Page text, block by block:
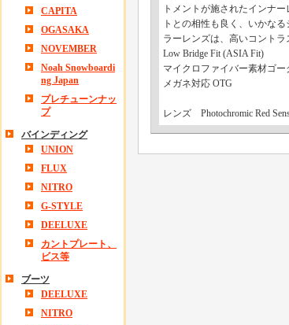
CAPITA
OGASAKA
NOVEMBER
Noah Snowboardi
ng Japan
プレチューンナッ
プ
バインディング
UNION
FLUX
NITRO
G-STYLE
DEELUXE
カントプレート、
ビス等
ブーツ
DEELUXE
NITRO
トメントが施されたインナ
トとの相性も良く、いかな
ラーレンズは、高いコントラ
Low Bridge Fit (ASIA Fit)
マイクロファイバー素材ゴ
メガネ対応 OTG
レンズ Photochromic Red